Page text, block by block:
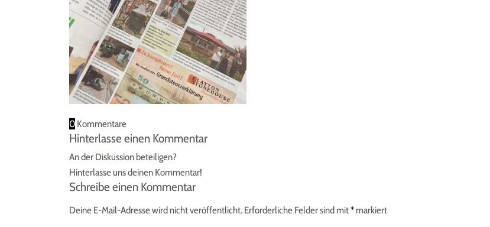
0 Kommentare
Hinterlasse einen Kommentar
An der Diskussion beteiligen?
Hinterlasse uns deinen Kommentar!
Schreibe einen Kommentar
Deine E-Mail-Adresse wird nicht veröffentlicht. Erforderliche Felder sind mit* markiert